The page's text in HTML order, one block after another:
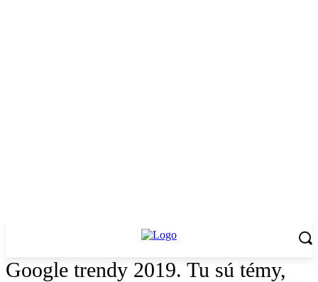
Google trendy 2019. Tu sú témy,